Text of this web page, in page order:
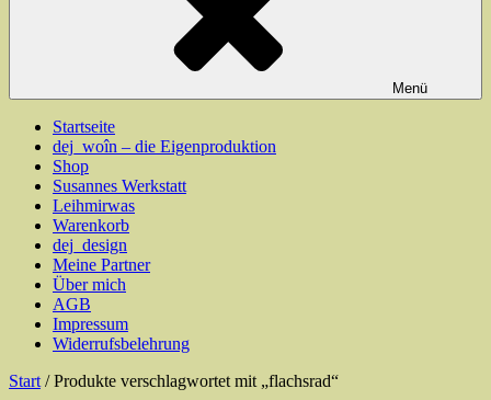
Menü
Startseite
dej_woîn – die Eigenproduktion
Shop
Susannes Werkstatt
Leihmirwas
Warenkorb
dej_design
Meine Partner
Über mich
AGB
Impressum
Widerrufsbelehrung
Start / Produkte verschlagwortet mit „flachsrad“